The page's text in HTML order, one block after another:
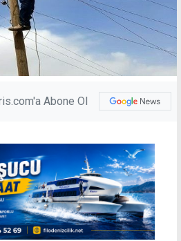
Abone Ol